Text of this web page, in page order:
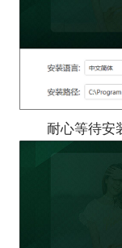
耐心等待安